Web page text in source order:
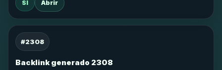
SI Abrir
#2308
Backlink generado 2308